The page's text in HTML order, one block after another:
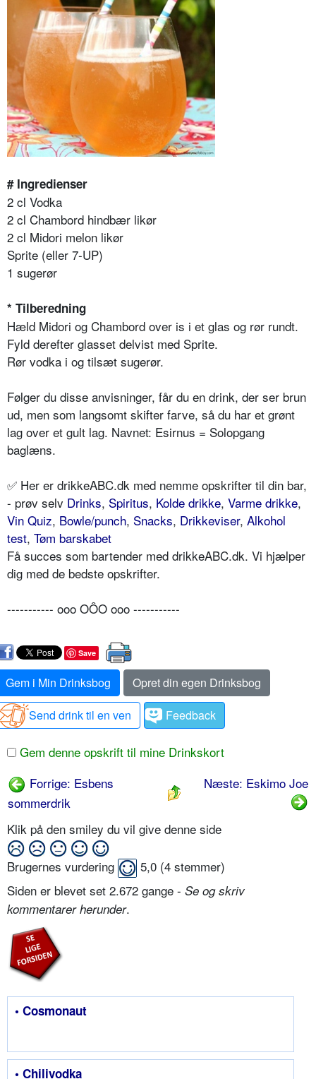
# Ingredienser
2 cl Vodka
2 cl Chambord hindbær likør
2 cl Midori melon likør
Sprite (eller 7-UP)
1 sugerør
* Tilberedning
Hæld Midori og Chambord over is i et glas og rør rundt.
Fyld derefter glasset delvist med Sprite.
Rør vodka i og tilsæt sugerør.
Følger du disse anvisninger, får du en drink, der ser brun
ud, men som langsomt skifter farve, så du har et grønt
lag over et gult lag. Navnet: Esirnus = Solopgang
baglæns.
✅ Her er drikkeABC.dk med nemme opskrifter til din bar,
- prøv selv Drinks, Spiritus, Kolde drikke, Varme drikke,
Vin Quiz, Bowle/punch, Snacks, Drikkeviser, Alkohol
test, Tøm barskabet
Få succes som bartender med drikkeABC.dk. Vi hjælper
dig med de bedste opskrifter.
----------- ooo OÔO ooo -----------
Save
Gem i Min Drinksbog
Opret din egen Drinksbog
Send drink til en ven
Feedback
Gem denne opskrift til mine Drinkskort
Forrige: Esbens
sommerdrik
Næste: Eskimo Joe
Klik på den smiley du vil give denne side
Brugernes vurdering 5,0 (4 stemmer)
Siden er blevet set 2.672 gange - Se og skriv
kommentarer herunder.
• Cosmonaut
• Chilivodka